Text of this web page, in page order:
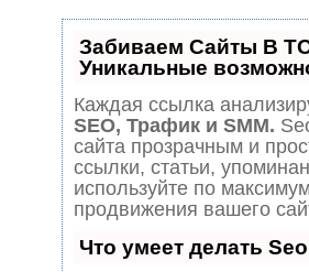
Забиваем Сайты В
Уникальные
Каждая ссылка
SEO, Трафик и SMM.
сайта прозрачным и
ссылки, статьи,
используйте по
продвижения вашего
Что умеет делать